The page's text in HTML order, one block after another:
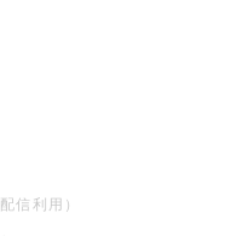
信利用）